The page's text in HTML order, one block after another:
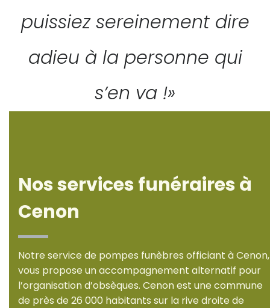
puissiez sereinement dire
adieu à la personne qui
s’en va !»
Nos services funéraires à
Cenon
Notre service de pompes funèbres officiant à Cenon,
vous propose un accompagnement alternatif pour
l’organisation d’obsèques. Cenon est une commune
de près de 26 000 habitants sur la rive droite de